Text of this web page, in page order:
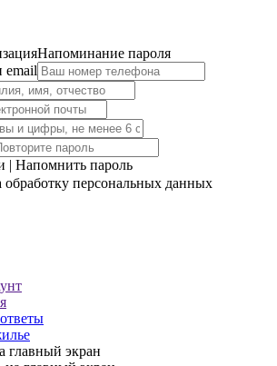
Напоминание пароля
email
| Напомнить пароль
обработку персональных данных
главный экран